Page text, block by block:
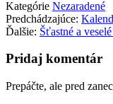
Kategórie Nezaradené
Predchádzajúce:
Ďalšie: Šťastné a
Pridaj komentár
Prepáčte, ale pred